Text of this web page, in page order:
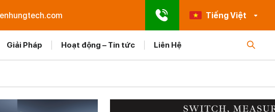
Tiếng Việt
Giải Pháp Hoạt động – Tin tức Liên Hệ